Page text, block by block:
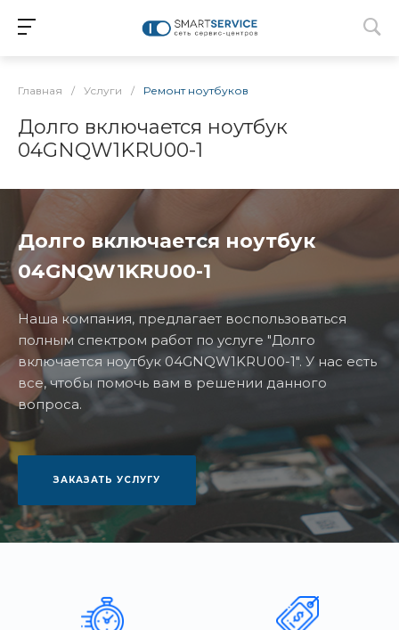
Главная / Услуги / Ремонт ноутбуков
Долго включается ноутбук
04GNQW1KRU00-1
Долго включается ноутбук
04GNQW1KRU00-1
Наша компания, предлагает воспользоваться
полным спектром работ по услуге "Долго
включается ноутбук 04GNQW1KRU00-1". У нас есть
все, чтобы помочь вам в решении данного
вопроса.
ЗАКАЗАТЬ УСЛУГУ